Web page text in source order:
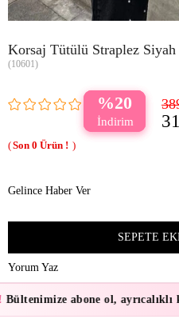
Korsaj Tütülü Straplez Siyah
(10601)
20
0
Gelince Haber Ver
Yorum Yaz
abone ol, ayrıcalıklı